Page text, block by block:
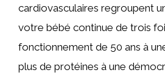
cardiovasculaires regroupent
votre bébé continue de trois
fonctionnement de 50 ans à
plus de protéines à une